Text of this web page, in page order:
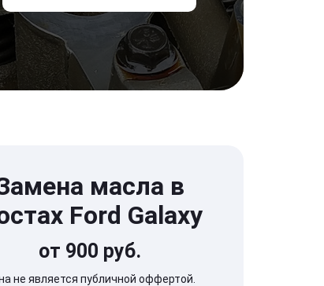
масла в
Ford Galaxy
от 900 руб.
не является публичной оффертой.